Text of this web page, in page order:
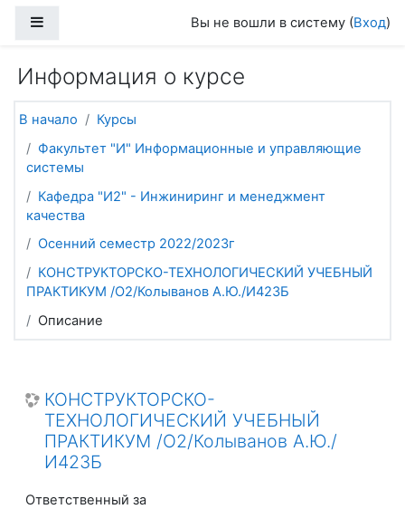
Вы не вошли в систему (Вход)
Информация о курсе
В начало
Курсы
Факультет "И" Информационные и управляющие
системы
Кафедра "И2" - Инжиниринг и менеджмент
качества
Осенний семестр 2022/2023г
КОНСТРУКТОРСКО-ТЕХНОЛОГИЧЕСКИЙ УЧЕБНЫЙ
ПРАКТИКУМ /О2/Колыванов А.Ю./И423Б
Описание
КОНСТРУКТОРСКО-
ТЕХНОЛОГИЧЕСКИЙ УЧЕБНЫЙ
ПРАКТИКУМ /О2/Колыванов А.Ю./
И423Б
Ответственный за